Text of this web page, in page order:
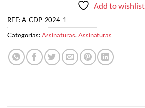
Add to wishlist
REF:A_CDP_2024-1
Categorias:Assinaturas, Assinaturas